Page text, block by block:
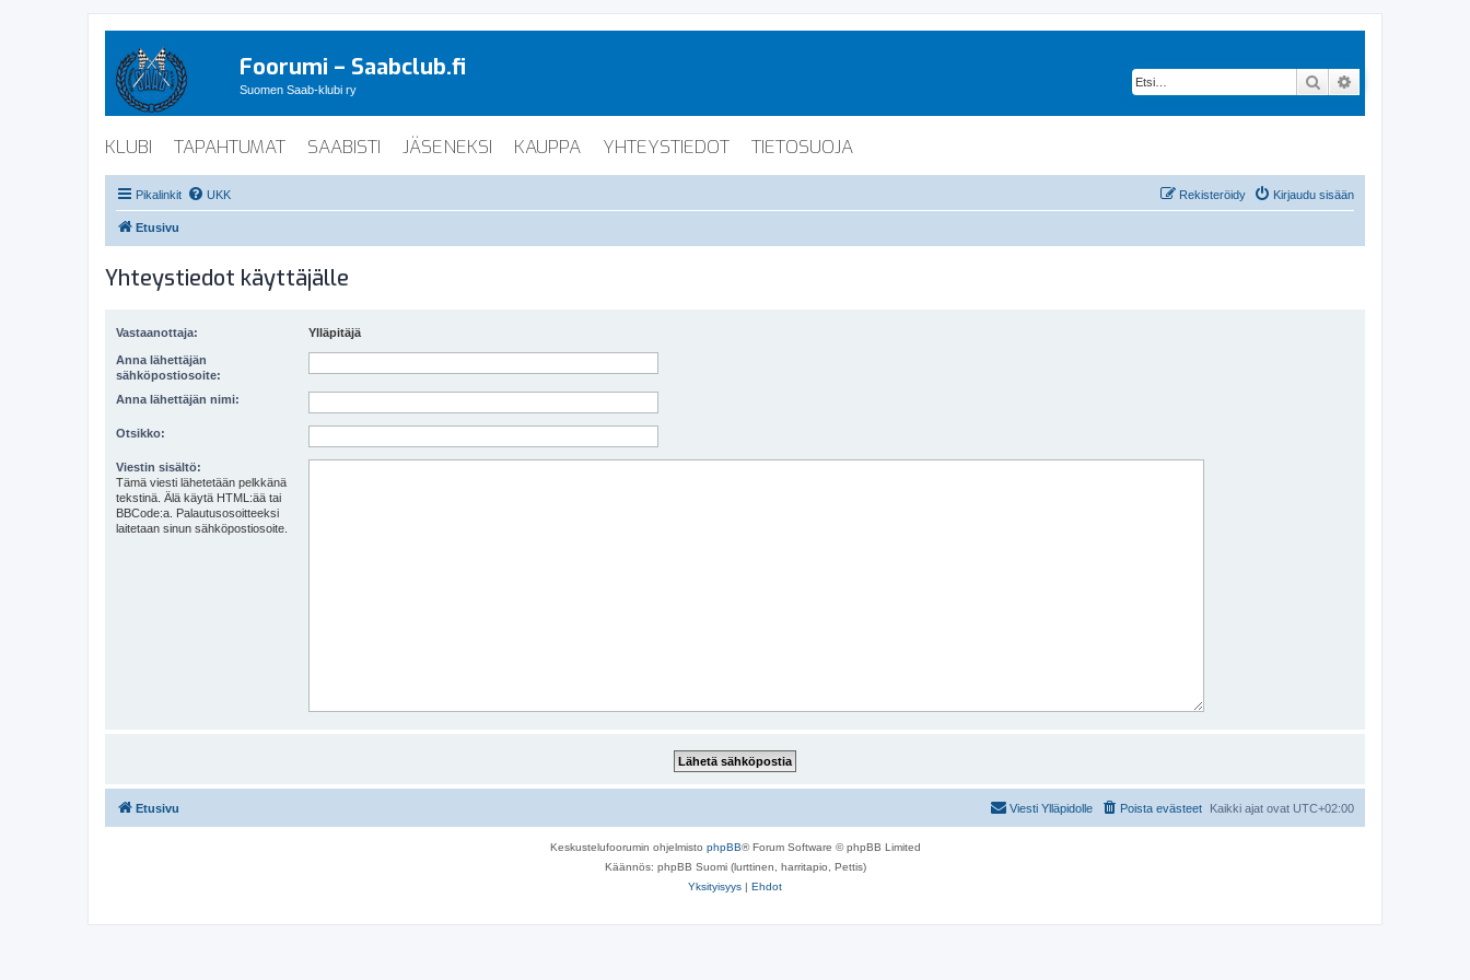
Foorumi – Saabclub.fi
Suomen Saab-klubi ry Etsi
KLUBI TAPAHTUMAT SAABISTI JÄSENEKSI KAUPPA YHTEYSTIEDOT TIETOSUOJA
Pikalinkit UKK Kirjaudu sisään
Rekisteröidy
Etusivu
Yhteystiedot käyttäjälle
Vastaanottaja: Ylläpitäjä
Anna lähettäjän
sähköpostiosoite:
Anna lähettäjän nimi:
Otsikko:
Viestin sisältö:
Tämä viesti lähetetään pelkkänä
tekstinä. Älä käytä HTML:ää tai
BBCode:a. Palautusosoitteeksi
laitetaan sinun sähköpostiosoite.
Etusivu Kaikki ajat ovat UTC+02:00
Poista evästeet
Viesti Ylläpidolle
Keskustelufoorumin ohjelmisto phpBB® Forum Software © phpBB Limited
Käännös: phpBB Suomi (lurttinen, harritapio, Pettis)
Yksityisyys | Ehdot